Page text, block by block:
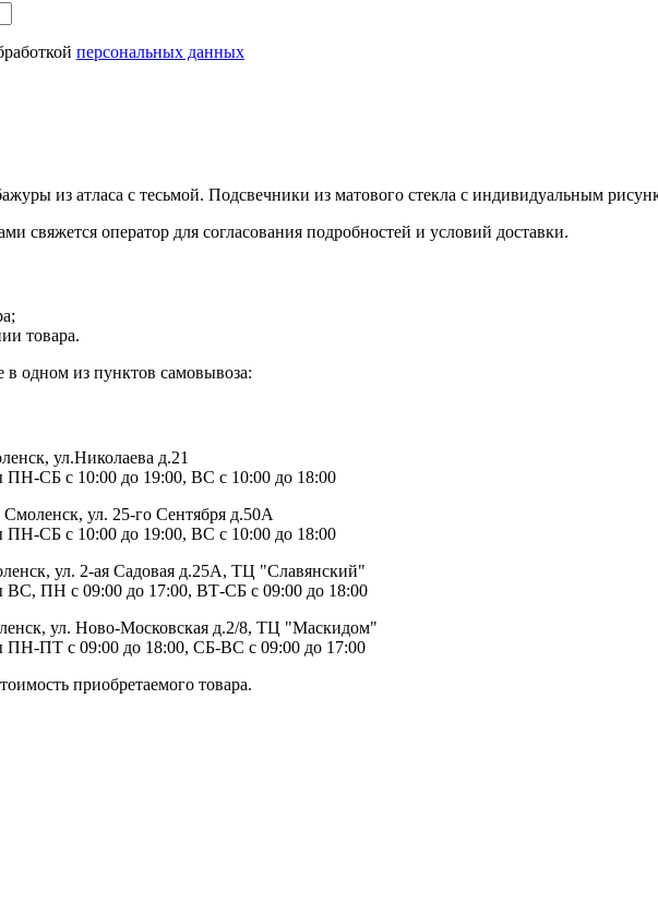
персональных данных
из атласа с тесьмой. Подсвечники из матового стекла с индивидуальным
свяжется оператор для согласования подробностей и условий доставки.
товара.
одном из пунктов самовывоза:
ул.Николаева д.21
ПН-СБ с 10:00 до 19:00, ВС с 10:00 до 18:00
ул. 25-го Сентября д.50А
ПН-СБ с 10:00 до 19:00, ВС с 10:00 до 18:00
ул. 2-ая Садовая д.25А, ТЦ "Славянский"
ВС, ПН с 09:00 до 17:00, ВТ-СБ с 09:00 до 18:00
ул. Ново-Московская д.2/8, ТЦ "Маскидом"
ПН-ПТ с 09:00 до 18:00, СБ-ВС с 09:00 до 17:00
приобретаемого товара.